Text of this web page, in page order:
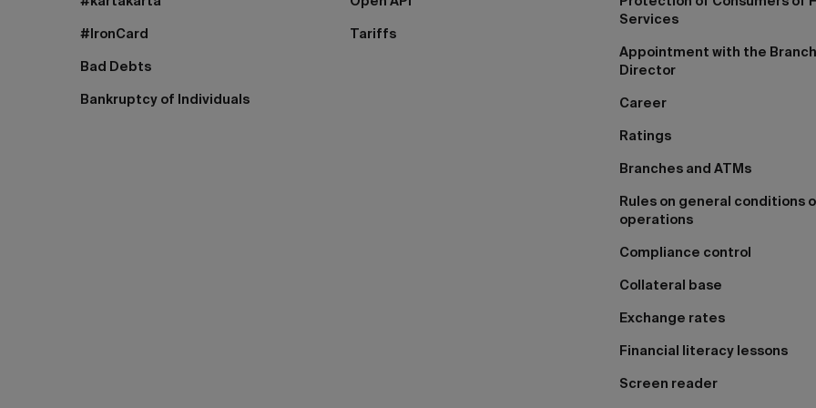
#IronCard
Bad Debts
Bankruptcy of Individuals
Tariffs
Services
Appointment with the Branch
Director
Career
Ratings
Branches and ATMs
Rules on general conditions
operations
Compliance control
Collateral base
Exchange rates
Financial literacy lessons
Screen reader